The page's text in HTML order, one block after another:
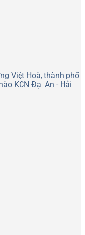
Việt Hoà, thành phố
KCN Đại An - Hải